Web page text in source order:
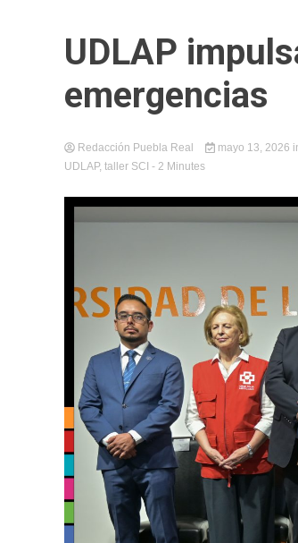
UDLAP
emergencias
Redacción Puebla Real mayo 13, 2026
UDLAP, taller SCI - 2 Minutes